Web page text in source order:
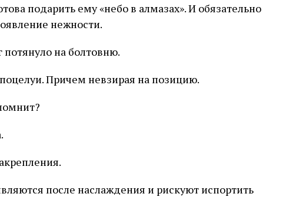
подарить ему «небо в алмазах». И обязательно
нежности.
потянуло на болтовню.
Причем невзирая на позицию.
после наслаждения и рискуют испортить